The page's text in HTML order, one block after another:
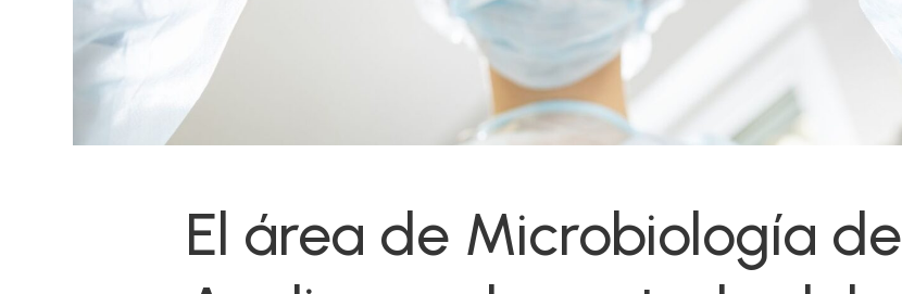
El área de Microbiología de